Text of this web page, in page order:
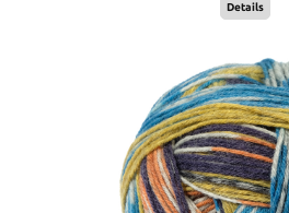
Details